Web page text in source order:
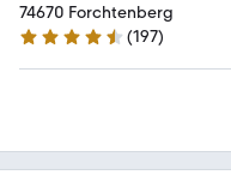
74670 Forchtenberg
4.3 Sterne
(197)